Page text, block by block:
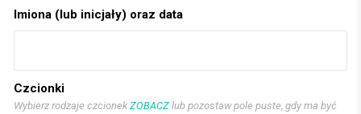
Imiona (lub inicjały) oraz data
Czcionki
Wybierz rodzaje czcionek ZOBACZ lub pozostaw pole puste, gdy ma być